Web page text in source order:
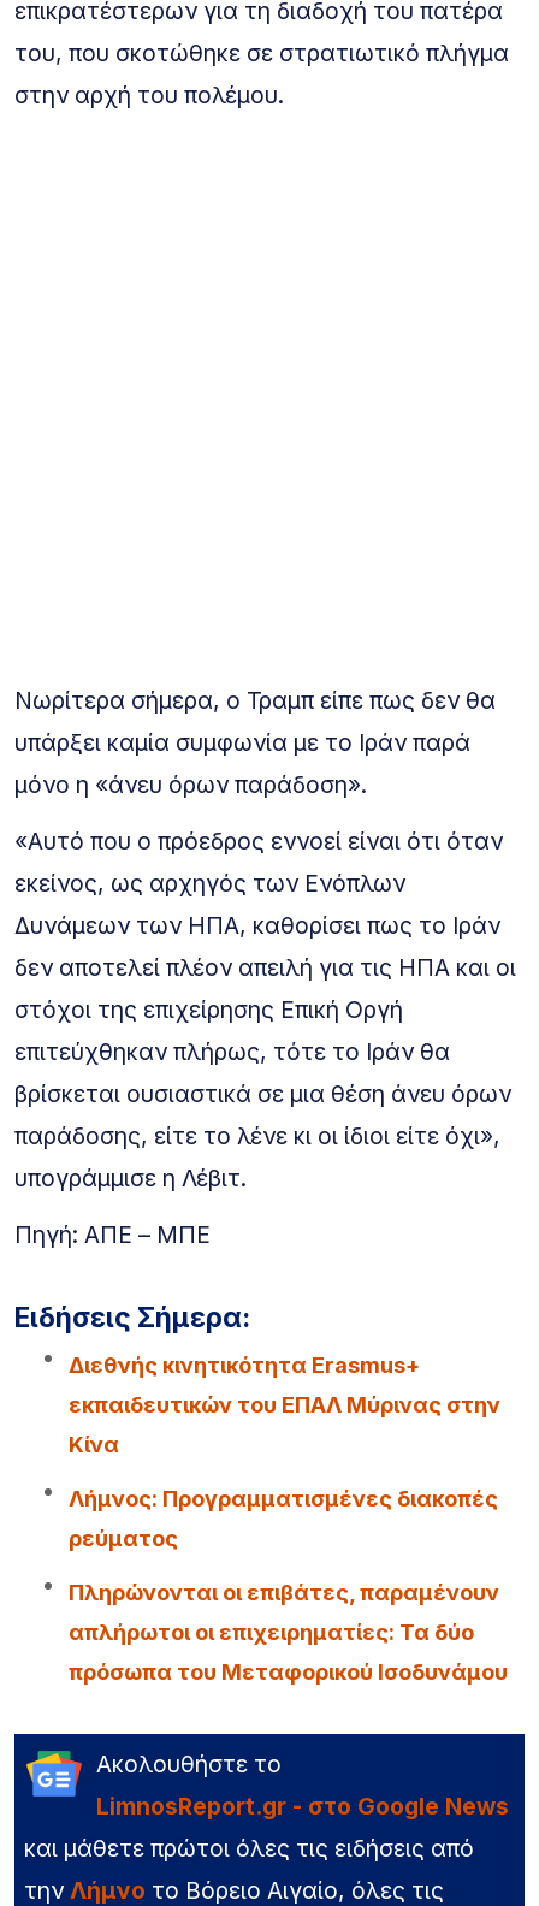
επικρατέστερων για τη διαδοχή του πατέρα
του, που σκοτώθηκε σε στρατιωτικό πλήγμα
στην αρχή του πολέμου.
Νωρίτερα σήμερα, ο Τραμπ είπε πως δεν θα
υπάρξει καμία συμφωνία με το Ιράν παρά
μόνο η «άνευ όρων παράδοση».
«Αυτό που ο πρόεδρος εννοεί είναι ότι όταν
εκείνος, ως αρχηγός των Ενόπλων
Δυνάμεων των ΗΠΑ, καθορίσει πως το Ιράν
δεν αποτελεί πλέον απειλή για τις ΗΠΑ και οι
στόχοι της επιχείρησης Επική Οργή
επιτεύχθηκαν πλήρως, τότε το Ιράν θα
βρίσκεται ουσιαστικά σε μια θέση άνευ όρων
παράδοσης, είτε το λένε κι οι ίδιοι είτε όχι»,
υπογράμμισε η Λέβιτ.
Πηγή: ΑΠΕ – ΜΠΕ
Ειδήσεις Σήμερα:
Διεθνής κινητικότητα Erasmus+
εκπαιδευτικών του ΕΠΑΛ Μύρινας στην
Κίνα
Λήμνος: Προγραμματισμένες διακοπές
ρεύματος
Πληρώνονται οι επιβάτες, παραμένουν
απλήρωτοι οι επιχειρηματίες: Τα δύο
πρόσωπα του Μεταφορικού Ισοδυνάμου
Ακολουθήστε το
LimnosReport.gr - στο Google News
και μάθετε πρώτοι όλες τις ειδήσεις από
την Λήμνο το Βόρειο Αιγαίο, όλες τις